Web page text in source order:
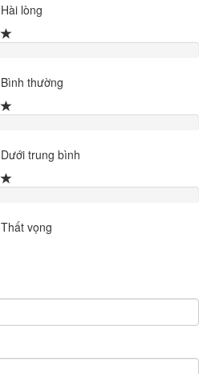
Hài lòng
Bình thường
Dưới trung bình
Thất vọng